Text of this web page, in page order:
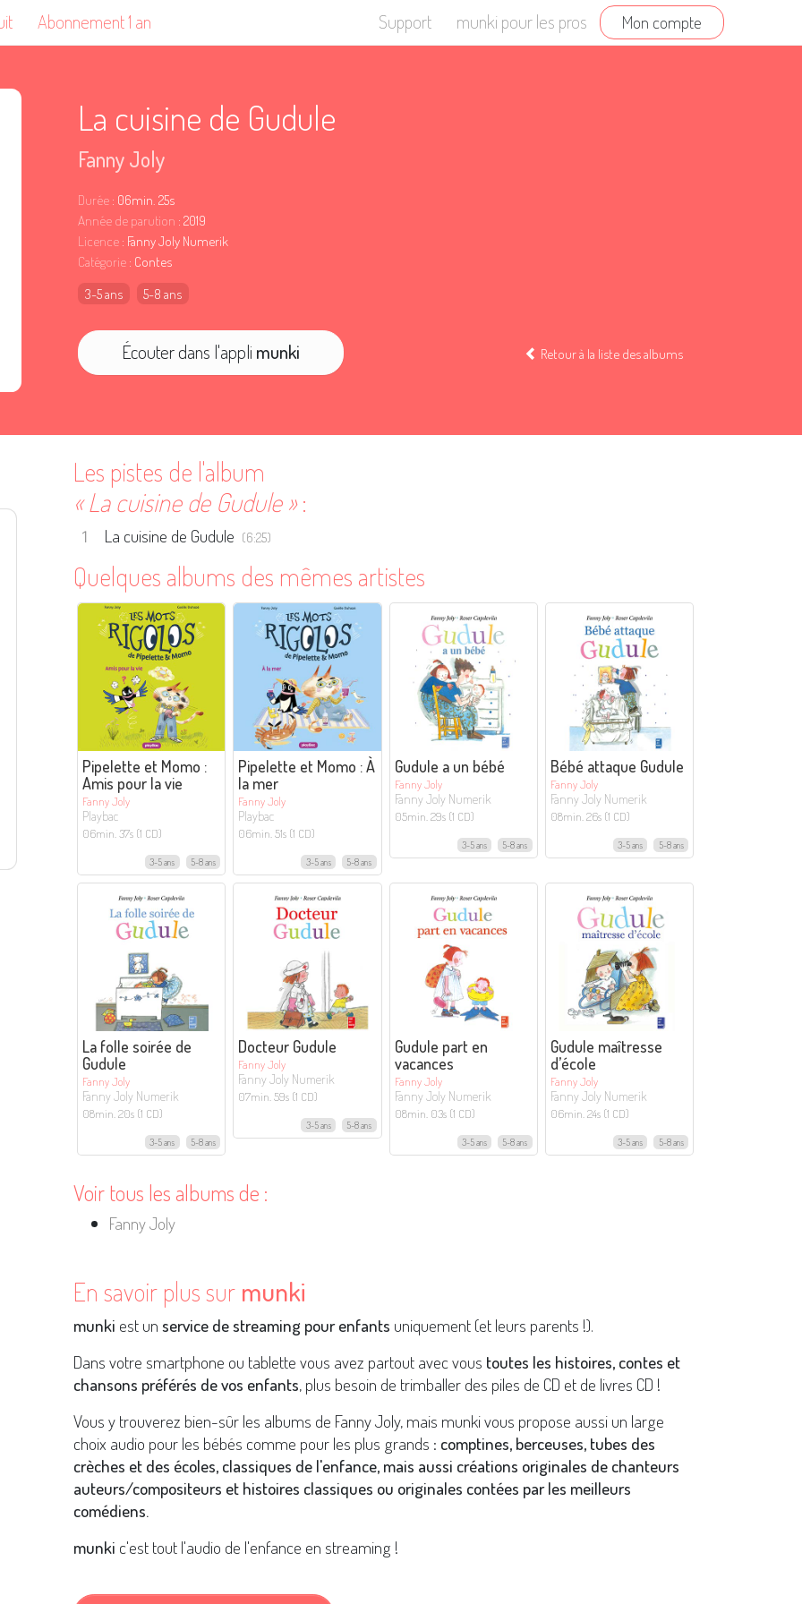
Abonnement 1 an Support munki pour les pros Mon compte
La cuisine de Gudule
Fanny Joly
Durée : 06min. 25s
Année de parution : 2019
Licence : Fanny Joly Numerik
Catégorie : Contes
3-5 ans
5-8 ans
Écouter dans l'appli munki Retour à la liste des albums
Les pistes de l'album
« La cuisine de Gudule »:
La cuisine de Gudule (6:25)
Quelques albums des mêmes artistes
Pipelette et Momo :
Amis pour la vie
Fanny Joly
Playbac
06min. 37s (1 CD)
3-5 ans 5-8 ans
Pipelette et Momo : À
la mer
Fanny Joly
Playbac
06min. 51s (1 CD)
3-5 ans 5-8 ans
Gudule a un bébé
Fanny Joly
Fanny Joly Numerik
05min. 29s (1 CD)
3-5 ans 5-8 ans
Bébé attaque Gudule
Fanny Joly
Fanny Joly Numerik
08min. 26s (1 CD)
3-5 ans 5-8 ans
La folle soirée de
Gudule
Fanny Joly
Fanny Joly Numerik
08min. 20s (1 CD)
3-5 ans 5-8 ans
Docteur Gudule
Fanny Joly
Fanny Joly Numerik
07min. 59s (1 CD)
3-5 ans 5-8 ans
Gudule part en
vacances
Fanny Joly
Fanny Joly Numerik
08min. 03s (1 CD)
3-5 ans 5-8 ans
Gudule maîtresse
d’école
Fanny Joly
Fanny Joly Numerik
06min. 24s (1 CD)
3-5 ans 5-8 ans
Voir tous les albums de :
Fanny Joly
En savoir plus sur munki
munki est un service de streaming pour enfants uniquement (et leurs parents !).
Dans votre smartphone ou tablette vous avez partout avec vous toutes les histoires, contes et
chansons préférés de vos enfants, plus besoin de trimballer des piles de CD et de livres CD !
Vous y trouverez bien-sûr les albums de Fanny Joly, mais munki vous propose aussi un large
choix audio pour les bébés comme pour les plus grands : comptines, berceuses, tubes des
crèches et des écoles, classiques de l'enfance, mais aussi créations originales de chanteurs
auteurs/compositeurs et histoires classiques ou originales contées par les meilleurs
comédiens.
munki c'est tout l'audio de l'enfance en streaming !